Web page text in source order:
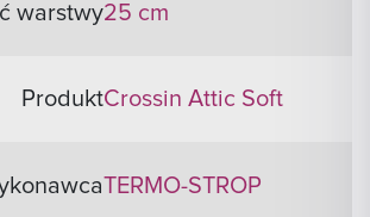
warstwy25 cm
ProduktCrossin Attic Soft
TERMO-STROP